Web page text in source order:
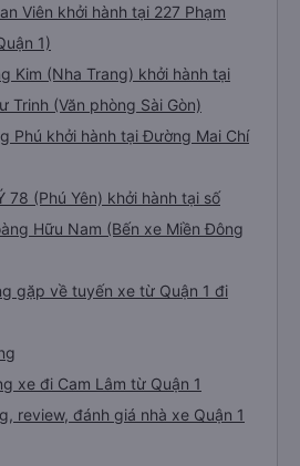
Viên khởi hành tại 227 Phạm
1)
Kim (Nha Trang) khởi hành tại
Trinh (Văn phòng Sài Gòn)
Phú khởi hành tại Đường Mai Chí
78 (Phú Yên) khởi hành tại số
Hữu Nam (Bến xe Miền Đông
gặp về tuyến xe từ Quận 1 đi
xe đi Cam Lâm từ Quận 1
review, đánh giá nhà xe Quận 1